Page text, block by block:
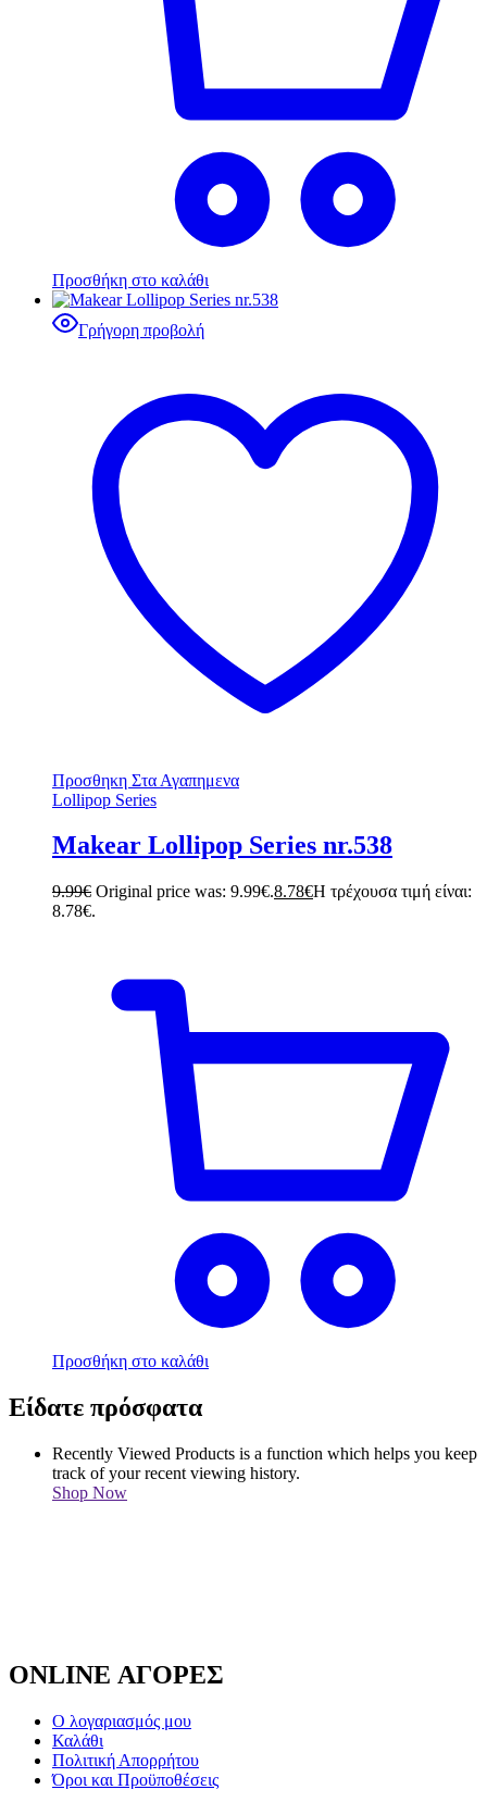
Προσθήκη στο καλάθι
Γρήγορη προβολή
Προσθηκη Στα Αγαπημενα
Lollipop Series
Makear Lollipop Series nr.538
9.99€ Original price was: 9.99€.8.78€Η τρέχουσα τιμή είναι:
8.78€.
Προσθήκη στο καλάθι
Είδατε πρόσφατα
Recently Viewed Products is a function which helps you keep
track of your recent viewing history.
Shop Now
ONLINE ΑΓΟΡΕΣ
Ο λογαριασμός μου
Καλάθι
Πολιτική Απορρήτου
Όροι και Προϋποθέσεις